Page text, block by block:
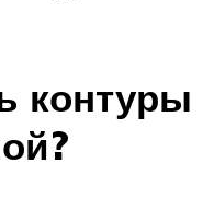
контуры